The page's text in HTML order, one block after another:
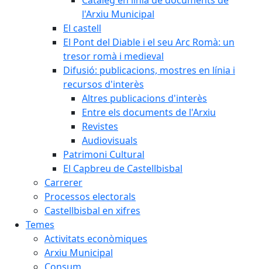
l'Arxiu Municipal
El castell
El Pont del Diable i el seu Arc Romà: un
tresor romà i medieval
Difusió: publicacions, mostres en línia i
recursos d'interès
Altres publicacions d'interès
Entre els documents de l'Arxiu
Revistes
Audiovisuals
Patrimoni Cultural
El Capbreu de Castellbisbal
Carrerer
Processos electorals
Castellbisbal en xifres
Temes
Activitats econòmiques
Arxiu Municipal